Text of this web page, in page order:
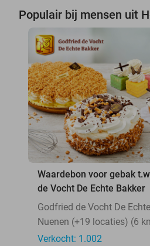
Populair bij mensen uit
Waardebon voor gebak
de Vocht De Echte Bakker
Godfried de Vocht De
Nuenen (+19 locaties) (6
Verkocht: 1.002